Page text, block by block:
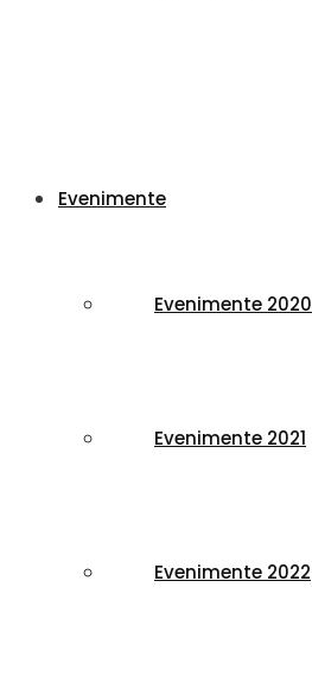
Evenimente
Evenimente 2020
Evenimente 2021
Evenimente 2022